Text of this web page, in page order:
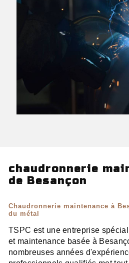
chaudronnerie
de Besançon
Chaudronnerie maintenance à
du métal
TSPC est une entreprise
et maintenance basée à
nombreuses années